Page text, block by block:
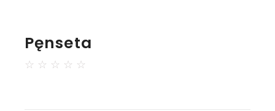
Pęnseta
☆ ☆ ☆ ☆ ☆